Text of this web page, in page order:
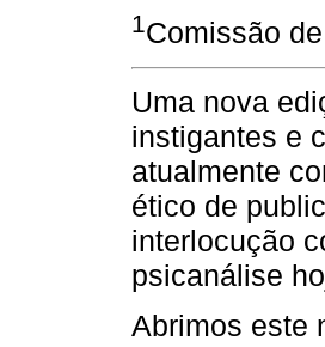
1Comissão
Uma nova
instigantes e
atualmente
ético de
interlocução
psicanálise
Abrimos este